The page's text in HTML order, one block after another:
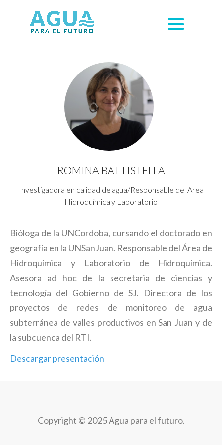
ROMINA BATTISTELLA
Investigadora en calidad de agua/Responsable del Area
Hidroquímica y Laboratorio
Bióloga de la UNCordoba, cursando el doctorado en
geografía en la UNSanJuan. Responsable del Área de
Hidroquímica y Laboratorio de Hidroquímica.
Asesora ad hoc de la secretaria de ciencias y
tecnología del Gobierno de SJ. Directora de los
proyectos de redes de monitoreo de agua
subterránea de valles productivos en San Juan y de
la subcuenca del RTI.
Descargar presentación
Copyright © 2025 Agua para el futuro.